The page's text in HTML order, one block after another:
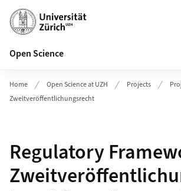
Header
Open Science
Home Open Science at UZH Projects
Zweitveröffentlichungsrecht
Regulatory